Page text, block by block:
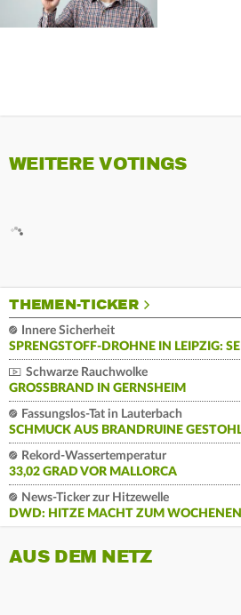
WEITERE VOTINGS
THEMEN-TICKER
Innere Sicherheit
SPRENGSTOFF-DROHNE IN LEIPZIG:
Schwarze Rauchwolke
GROSSBRAND IN GERNSHEIM
Fassungslos-Tat in Lauterbach
SCHMUCK AUS BRANDRUINE
Rekord-Wassertemperatur
33,02 GRAD VOR MALLORCA
News-Ticker zur Hitzewelle
DWD: HITZE MACHT ZUM
AUS DEM NETZ